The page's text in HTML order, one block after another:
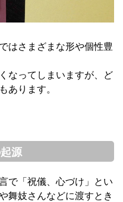
はさまざまな形や個性豊
なってしまいますが、ど
あります。
源
で「祝儀、心づけ」とい
舞妓さんなどに渡すとき